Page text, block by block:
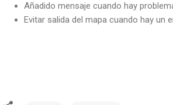
Añadido mensaje cuando hay
Evitar salida del mapa cuando hay un